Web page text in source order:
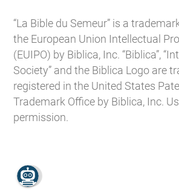
“La Bible du Semeur” is a
the European Union Intellectual
(EUIPO) by Biblica, Inc. “Biblica”,
Society” and the Biblica Logo are
registered in the United States
Trademark Office by Biblica, Inc.
permission.